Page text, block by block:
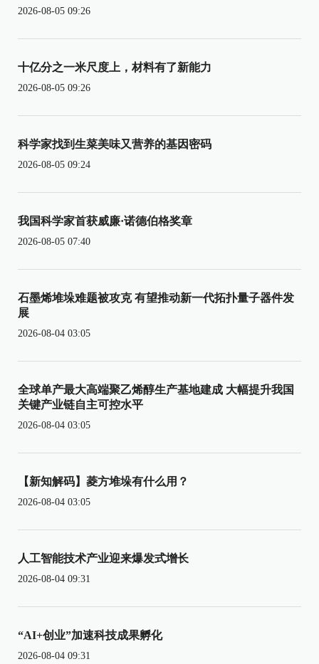
2026-08-05 09:26
十亿分之一米尺度上，材料有了新能力
2026-08-05 09:26
科学家找到生菜美味又营养的基因密码
2026-08-05 09:24
我国科学家首获威廉·诺德伯格奖章
2026-08-05 07:40
石墨烯堆垛难题被攻克 有望推动新一代拓扑量子器件发
展
2026-08-04 03:05
全球单产最大高端聚乙烯醇生产基地建成 大幅提升我国
关键产业链自主可控水平
2026-08-04 03:05
【新知解码】菱方堆垛有什么用？
2026-08-04 03:05
人工智能技术产业迎来爆发式增长
2026-08-04 09:31
“AI+创业”加速科技成果孵化
2026-08-04 09:31